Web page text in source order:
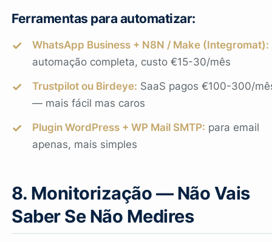
Ferramentas para automatizar:
WhatsApp Business + N8N / Make (Integromat):
automação completa, custo €15-30/mês
Trustpilot ou Birdeye: SaaS pagos €100-300/
— mais fácil mas caros
Plugin WordPress + WP Mail SMTP: para email
apenas, mais simples
8. Monitorização — Não Vais
Saber Se Não Medires